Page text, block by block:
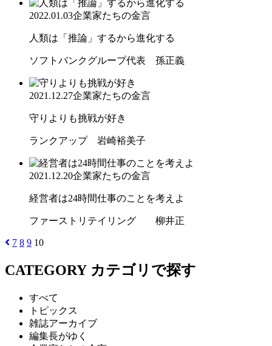
2022.01.03企業家たちの金言
人類は「推論」するから進化する
ソフトバンクグループ代表 孫正義
2021.12.27企業家たちの金言
守りよりも挑戦が好き
ランクアップ 岩崎裕美子
2021.12.20企業家たちの金言
経営者は24時間仕事のことを考えよ
ファーストリテイリング 柳井正
7 8 9 10
CATEGORY カテゴリで探す
すべて
トピックス
雑誌アーカイブ
編集長がゆく